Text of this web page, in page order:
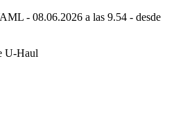
- 08.06.2026 a las 9.54 - desde
U-Haul